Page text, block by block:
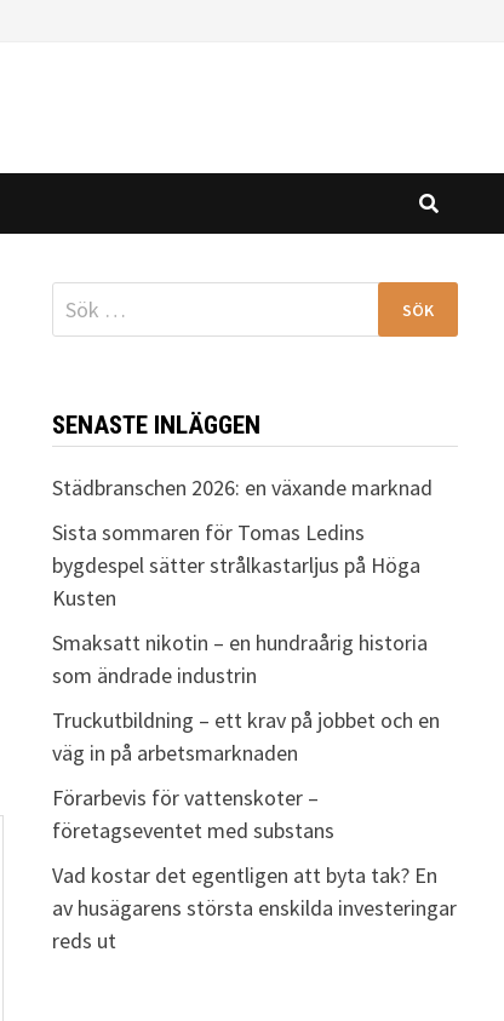
Sök
efter:
SENASTE INLÄGGEN
Städbranschen 2026: en växande marknad
Sista sommaren för Tomas Ledins
bygdespel sätter strålkastarljus på Höga
Kusten
Smaksatt nikotin – en hundraårig historia
som ändrade industrin
Truckutbildning – ett krav på jobbet och en
väg in på arbetsmarknaden
Förarbevis för vattenskoter –
företagseventet med substans
Vad kostar det egentligen att byta tak? En
av husägarens största enskilda investeringar
reds ut